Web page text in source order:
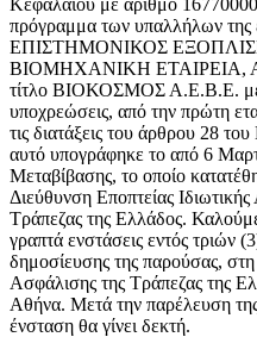
Κεφαλαίου με αριθμό
πρόγραμμα των υπαλλήλων
ΕΠΙΣΤΗΜΟΝΙΚΟΣ
ΒΙΟΜΗΧΑΝΙΚΗ ΕΤΑΙΡΕΙΑ,
τίτλο ΒΙΟΚΟΣΜΟΣ Α.Ε.Β.Ε. με
υποχρεώσεις, από την πρώτη
τις διατάξεις του άρθρου 28
αυτό υπογράφηκε το από 6
Μεταβίβασης, το οποίο
Διεύθυνση Εποπτείας
Τράπεζας της Ελλάδος.
γραπτά ενστάσεις εντός τριών
δημοσίευσης της παρούσας, στη
Ασφάλισης της Τράπεζας της
Αθήνα. Μετά την παρέλευση
ένσταση θα γίνει δεκτή.